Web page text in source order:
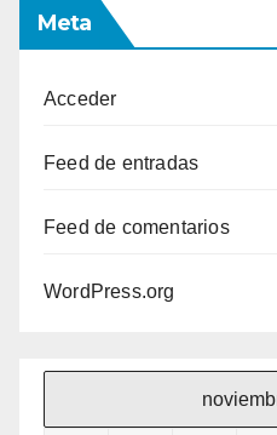
Meta
Acceder
Feed de entradas
Feed de comentarios
WordPress.org